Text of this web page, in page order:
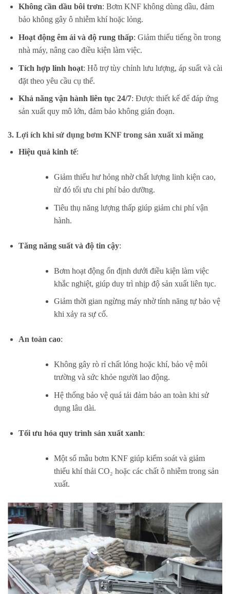
Không cần dầu bôi trơn: Bơm KNF không dùng dầu, đảm
bảo không gây ô nhiễm khí hoặc lỏng.
Hoạt động êm ái và độ rung thấp: Giảm thiểu tiếng ồn trong
nhà máy, nâng cao điều kiện làm việc.
Tích hợp linh hoạt: Hỗ trợ tùy chỉnh lưu lượng, áp suất và cài
đặt theo yêu cầu cụ thể.
Khả năng vận hành liên tục 24/7: Được thiết kế để đáp ứng
sản xuất quy mô lớn, đảm bảo không gián đoạn.
3. Lợi ích khi sử dụng bơm KNF trong sản xuất xi măng
Hiệu quả kinh tế:
Giảm thiểu hư hỏng nhờ chất lượng linh kiện cao,
từ đó tối ưu chi phí bảo dưỡng.
Tiêu thụ năng lượng thấp giúp giảm chi phí vận
hành.
Tăng năng suất và độ tin cậy:
Bơm hoạt động ổn định dưới điều kiện làm việc
khắc nghiệt, giúp duy trì nhịp độ sản xuất liên tục.
Giảm thời gian ngừng máy nhờ tính năng tự bảo vệ
khi xảy ra sự cố.
An toàn cao:
Không gây rò rỉ chất lỏng hoặc khí, bảo vệ môi
trường và sức khỏe người lao động.
Hệ thống bảo vệ quá tải đảm bảo an toàn khi sử
dụng lâu dài.
Tối ưu hóa quy trình sản xuất xanh:
Một số mẫu bơm KNF giúp kiểm soát và giảm
thiểu khí thải CO₂ hoặc các chất ô nhiễm trong sản
xuất.